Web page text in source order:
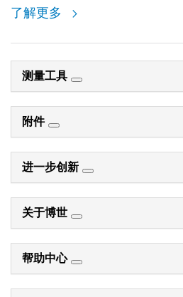
了解更多
测量工具
附件
进一步创新
关于博世
帮助中心